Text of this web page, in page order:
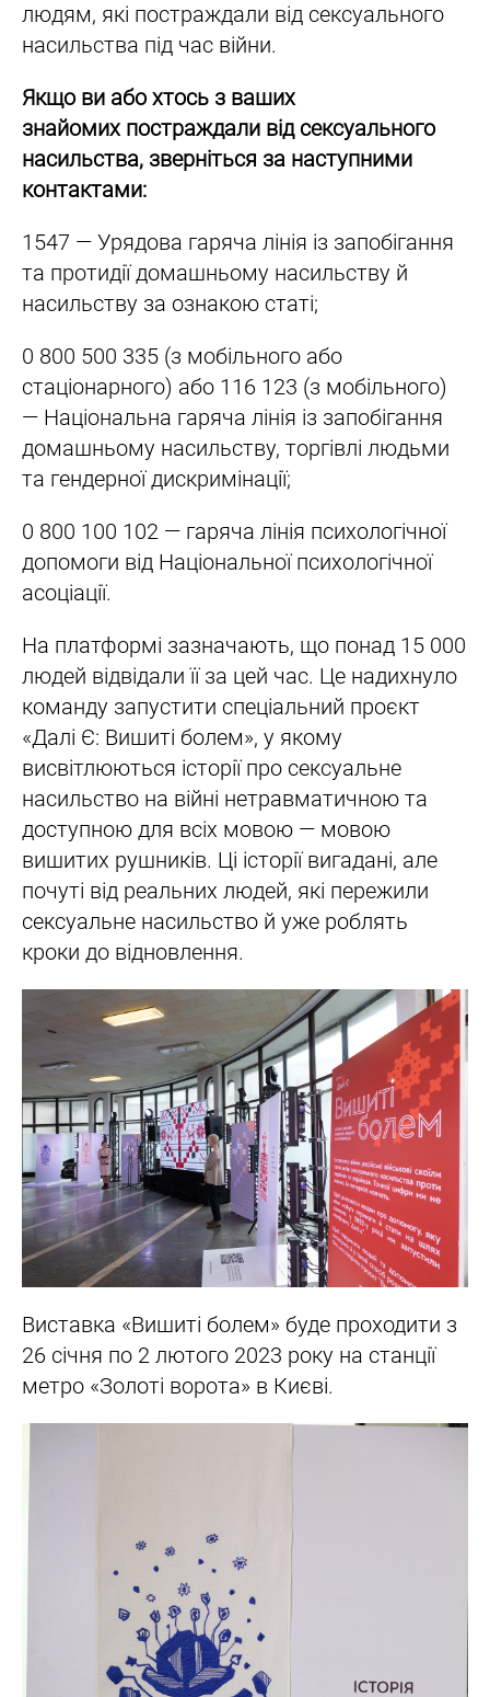
людям, які постраждали від сексуального
насильства під час війни.
Якщо ви або хтось з ваших
знайомих постраждали від сексуального
насильства, зверніться за наступними
контактами:
1547 — Урядова гаряча лінія із запобігання
та протидії домашньому насильству й
насильству за ознакою статі;
0 800 500 335 (з мобільного або
стаціонарного) або 116 123 (з мобільного)
— Національна гаряча лінія із запобігання
домашньому насильству, торгівлі людьми
та гендерної дискримінації;
0 800 100 102 — гаряча лінія психологічної
допомоги від Національної психологічної
асоціації.
На платформі зазначають, що понад 15 000
людей відвідали її за цей час. Це надихнуло
команду запустити спеціальний проєкт
«Далі Є: Вишиті болем», у якому
висвітлюються історії про сексуальне
насильство на війні нетравматичною та
доступною для всіх мовою — мовою
вишитих рушників. Ці історії вигадані, але
почуті від реальних людей, які пережили
сексуальне насильство й уже роблять
кроки до відновлення.
Виставка «Вишиті болем» буде проходити з
26 січня по 2 лютого 2023 року на станції
метро «Золоті ворота» в Києві.